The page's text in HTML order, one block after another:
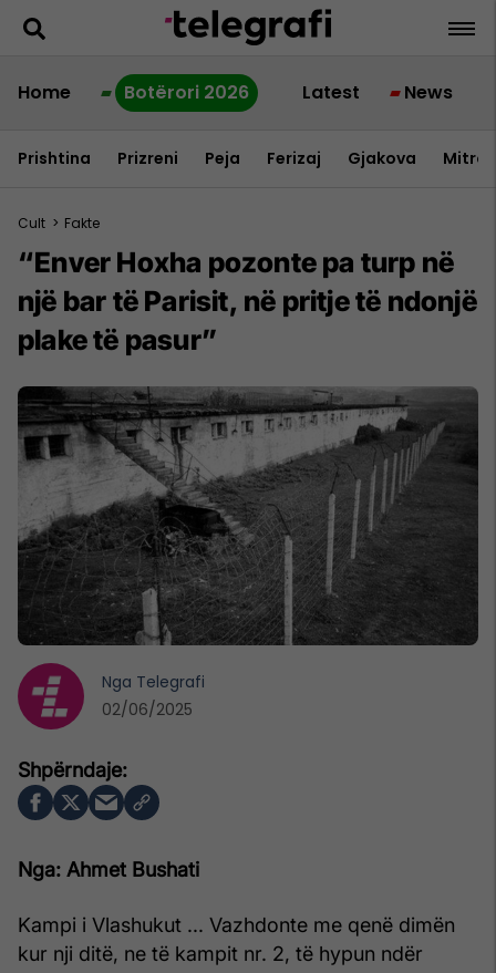
Home Botërori 2026 Latest News
Prishtina Prizreni Peja Ferizaj Gjakova
Cult > Fakte
“Enver Hoxha pozonte pa turp në
një bar të Parisit, në pritje të ndonjë
plake të pasur”
Nga: Ahmet Bushati
Kampi i Vlashukut ... Vazhdonte me qenë dimën
kur nji ditë, ne të kampit nr. 2, të hypun ndër
Nga Telegrafi
02/06/2025